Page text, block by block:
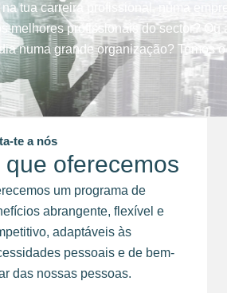
tua carreira profissional, numa
melhores profissionais do sector? Ou
numa grande organização? Temos o
te a nós
que oferecemos
um programa de
abrangente, flexível e
adaptáveis às
pessoais e de bem-
das nossas pessoas.